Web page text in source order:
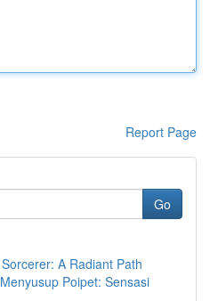
Report Page
Go
A Radiant Path
Poipet: Sensasi